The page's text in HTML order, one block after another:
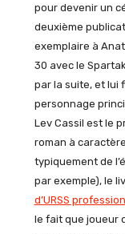
pour devenir un
deuxième
exemplaire à
30 avec le
par la suite, et lui
personnage
Lev Cassil est le
roman à
typiquement de
par exemple), le
d’URSS
le fait que joueur